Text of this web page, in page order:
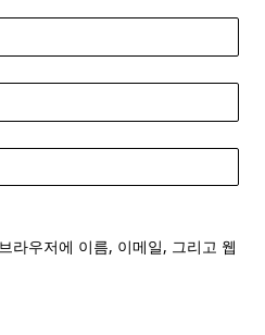
라우저에 이름, 이메일, 그리고 웹